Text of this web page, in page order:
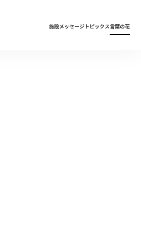
施設メッセージトピックス言葉の花